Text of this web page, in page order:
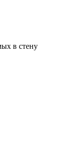
в стену